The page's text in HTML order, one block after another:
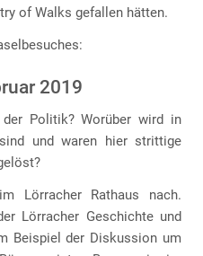
of Walks gefallen hätten.
2019
Politik? Worüber wird in
und waren hier strittige
Lörracher Rathaus nach.
Lörracher Geschichte und
Beispiel der Diskussion um